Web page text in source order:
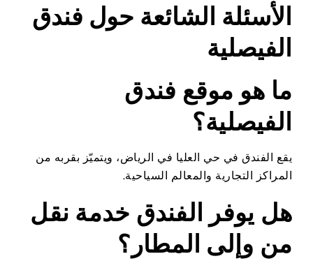
الأسئلة الشائعة حول فندق
الفيصلية
ما هو موقع فندق
الفيصلية؟
يقع الفندق في حي العليا في الرياض، ويتميّز بقربه من
المراكز التجارية والمعالم السياحية.
هل يوفر الفندق خدمة نقل
من وإلى المطار؟